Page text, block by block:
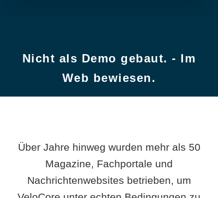
Nicht als Demo gebaut. - Im
Web bewiesen.
Über Jahre hinweg wurden mehr als 50
Magazine, Fachportale und
Nachrichtenwebsites betrieben, um